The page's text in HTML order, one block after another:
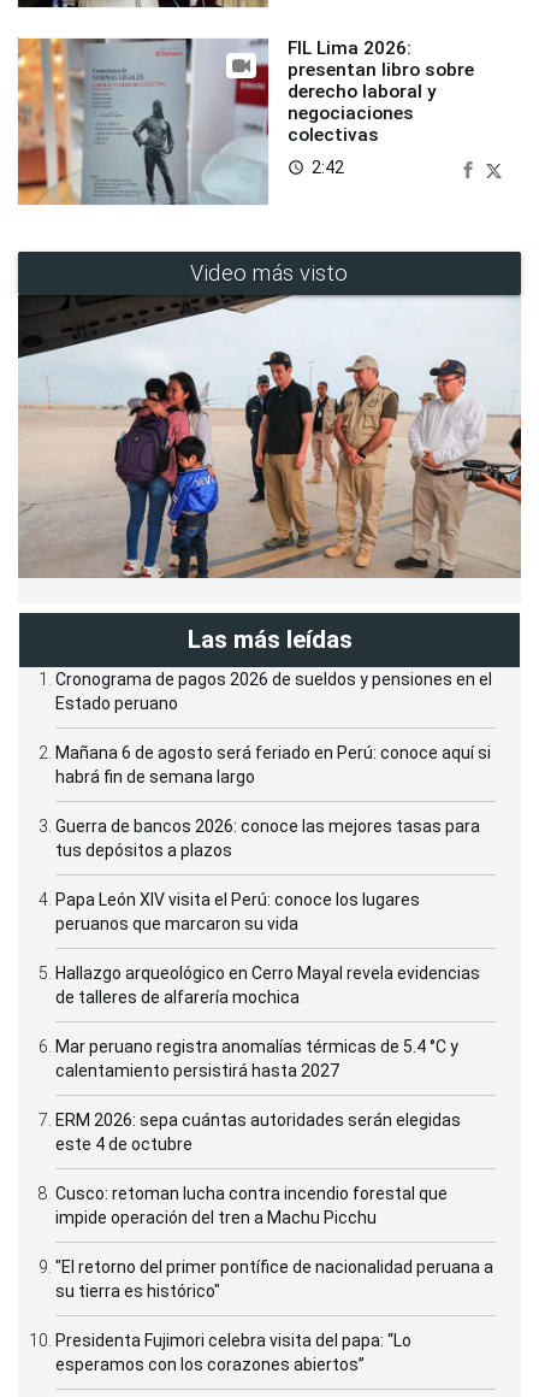
FIL Lima 2026:
presentan libro sobre
derecho laboral y
negociaciones
colectivas
access_time 2:42
Video más visto
Las más leídas
Cronograma de pagos 2026 de sueldos y pensiones en el
Estado peruano
Mañana 6 de agosto será feriado en Perú: conoce aquí si
habrá fin de semana largo
Guerra de bancos 2026: conoce las mejores tasas para
tus depósitos a plazos
Papa León XIV visita el Perú: conoce los lugares
peruanos que marcaron su vida
Hallazgo arqueológico en Cerro Mayal revela evidencias
de talleres de alfarería mochica
Mar peruano registra anomalías térmicas de 5.4 °C y
calentamiento persistirá hasta 2027
ERM 2026: sepa cuántas autoridades serán elegidas
este 4 de octubre
Cusco: retoman lucha contra incendio forestal que
impide operación del tren a Machu Picchu
"El retorno del primer pontífice de nacionalidad peruana a
su tierra es histórico"
Presidenta Fujimori celebra visita del papa: “Lo
esperamos con los corazones abiertos”